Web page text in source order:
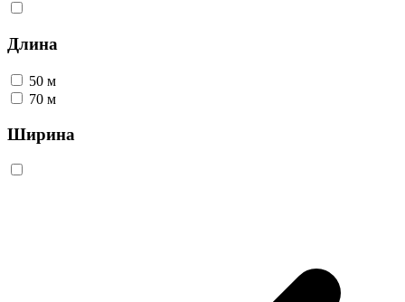
Длина
50 м
70 м
Ширина